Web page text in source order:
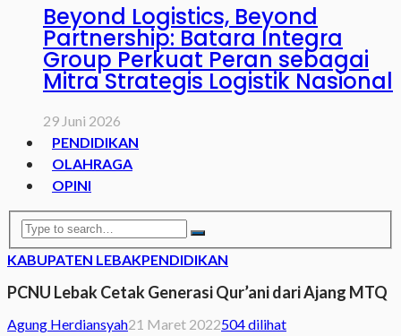
Beyond Logistics, Beyond
Partnership: Batara Integra
Group Perkuat Peran sebagai
Mitra Strategis Logistik Nasional
29 Juni 2026
PENDIDIKAN
OLAHRAGA
OPINI
KABUPATEN LEBAKPENDIDIKAN
PCNU Lebak Cetak Generasi Qur’ani dari Ajang MTQ
Agung Herdiansyah21 Maret 2022504 dilihat